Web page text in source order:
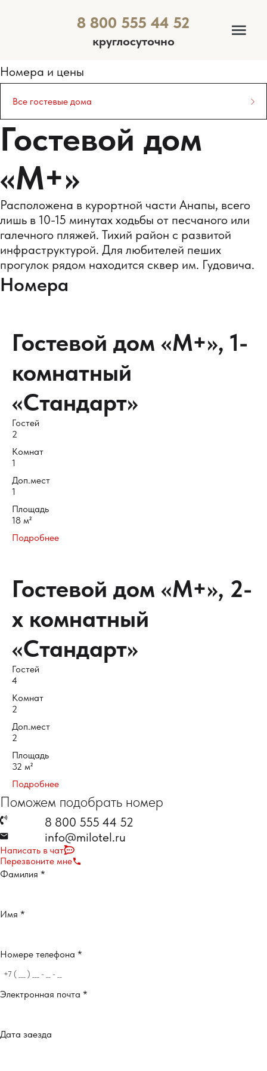
8 800 555 44 52
круглосуточно
Номера и цены
Все гостевые дома
Все гостевые дома
Гостевой дом «Павел»
Гостевой дом «Маргарита»
Гостевой дом «Милотель»
Гостевой дом «М+»
Гостевой дом
«М+»
Расположена в курортной части Анапы, всего
лишь в 10-15 минутах ходьбы от песчаного или
галечного пляжей. Тихий район с развитой
инфраструктурой. Для любителей пеших
прогулок рядом находится сквер им. Гудовича.
Номера
Гостевой дом «М+», 1-
комнатный
«Стандарт»
Гостей
2
Комнат
1
Доп.мест
1
Площадь
18 м²
Подробнее
Гостевой дом «М+», 2-
х комнатный
«Стандарт»
Гостей
4
Комнат
2
Доп.мест
2
Площадь
32 м²
Подробнее
Поможем подобрать номер
8 800 555 44 52
info@milotel.ru
Написать в чат
Перезвоните мне
Фамилия *
Имя *
Номере телефона *
Электронная почта *
Дата заезда